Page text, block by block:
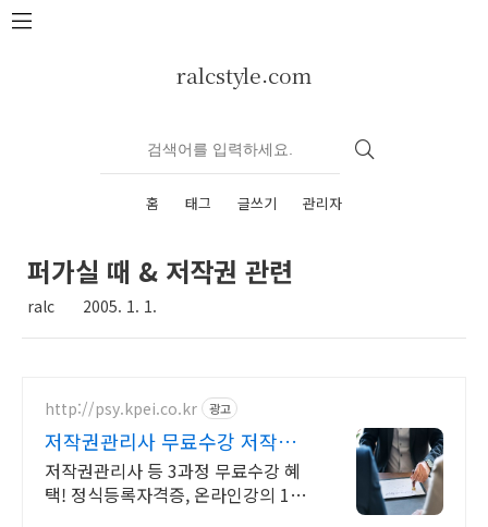
본문 바로가기
ralcstyle.com
홈 태그 글쓰기 관리자
퍼가실 때 & 저작권 관련
ralc 2005. 1. 1.
http://psy.kpei.co.kr 광고
저작권관리사 무료수강 저작권
관리사 자격증
저작권관리사 등 3과정 무료수강 혜
택! 정식등록자격증, 온라인강의 1급